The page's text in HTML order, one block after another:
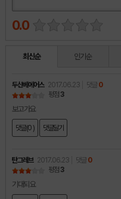
0.0
최신순 인기순
두산베에어스 2017.06.23 댓글 0
평점 3
보고가요
댓글(0 ) 댓글달기
탄그레브 2017.06.23 댓글 0
평점 3
기대되요